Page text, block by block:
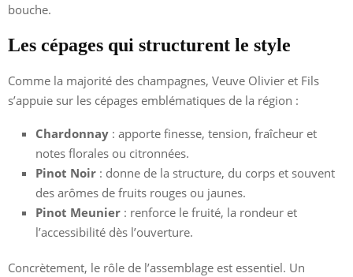
bouche.
Les cépages qui structurent le style
Comme la majorité des champagnes, Veuve Olivier et Fils
s’appuie sur les cépages emblématiques de la région :
Chardonnay : apporte finesse, tension, fraîcheur et
notes florales ou citronnées.
Pinot Noir : donne de la structure, du corps et souvent
des arômes de fruits rouges ou jaunes.
Pinot Meunier : renforce le fruité, la rondeur et
l’accessibilité dès l’ouverture.
Concrètement, le rôle de l’assemblage est essentiel. Un